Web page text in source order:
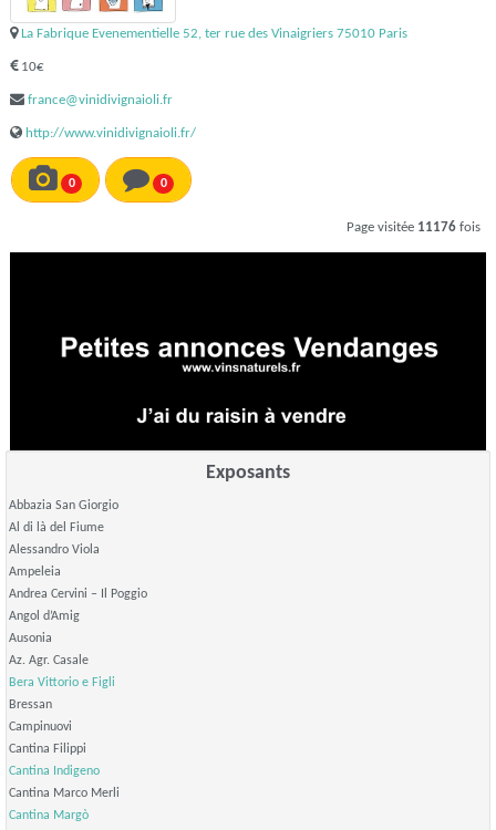
La Fabrique Evenementielle 52, ter rue des Vinaigriers 75010 Paris
10€
france@vinidivignaioli.fr
http://www.vinidivignaioli.fr/
0 0
Page visitée 11176 fois
Exposants
Abbazia San Giorgio
Al di là del Fiume
Alessandro Viola
Ampeleia
Andrea Cervini – Il Poggio
Angol d’Amig
Ausonia
Az. Agr. Casale
Bera Vittorio e Figli
Bressan
Campinuovi
Cantina Filippi
Cantina Indigeno
Cantina Marco Merli
Cantina Margò